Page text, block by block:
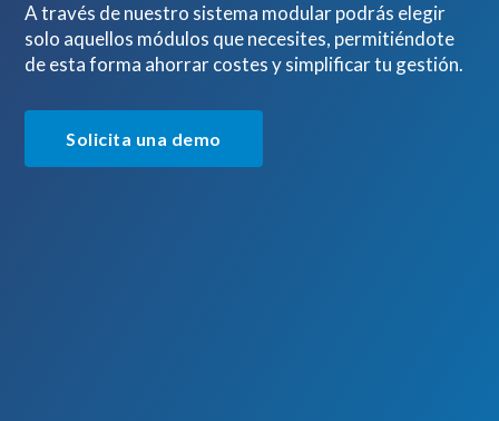
A través de nuestro sistema modular podrás elegir
solo aquellos módulos que necesites, permitiéndote
de esta forma ahorrar costes y simplificar tu gestión.
Solicita una demo